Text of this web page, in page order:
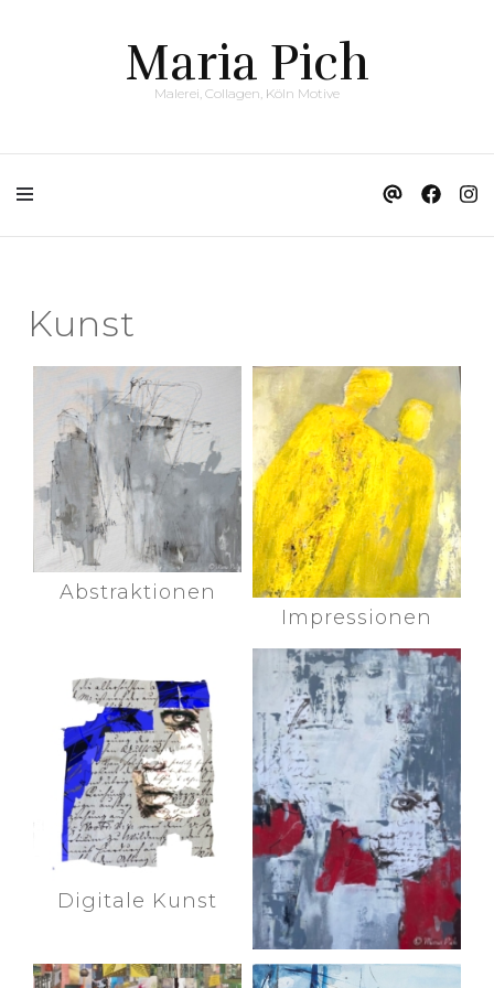
Maria Pich
Malerei, Collagen, Köln Motive
Kunst
Abstraktionen
Impressionen
Digitale Kunst
Collagen